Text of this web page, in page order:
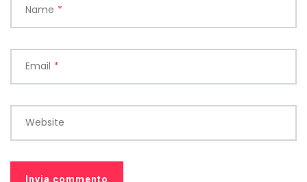
Name *
Email *
Website